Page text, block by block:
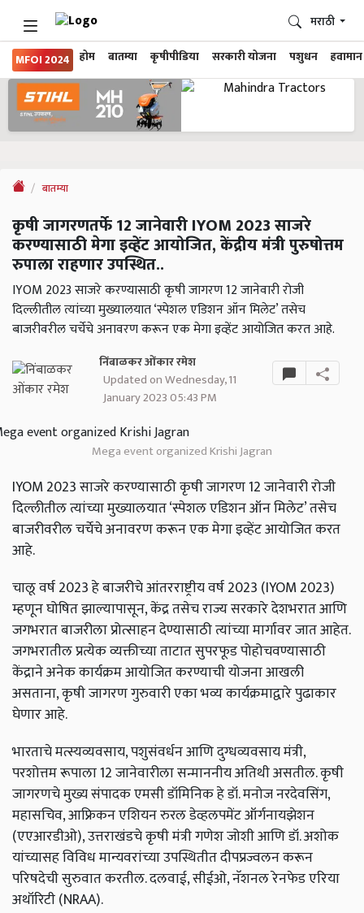
MFOI 2024 होम बातम्या कृषीपीडिया सरकारी योजना पशुधन हवामान
मराठी
बातम्या
कृषी जागरणतर्फे 12 जानेवारी IYOM 2023 साजरे
करण्यासाठी मेगा इव्हेंट आयोजित, केंद्रीय मंत्री पुरुषोत्तम
रुपाला राहणार उपस्थित..
IYOM 2023 साजरे करण्यासाठी कृषी जागरण 12 जानेवारी रोजी
दिल्लीतील त्यांच्या मुख्यालयात ‘स्पेशल एडिशन ऑन मिलेट’ तसेच
बाजरीवरील चर्चेचे अनावरण करून एक मेगा इव्हेंट आयोजित करत आहे.
निंबाळकर ओंकार रमेश
Updated on Wednesday, 11
January 2023 05:43 PM
Mega event organized Krishi Jagran
IYOM 2023 साजरे करण्यासाठी कृषी जागरण 12 जानेवारी रोजी
दिल्लीतील त्यांच्या मुख्यालयात ‘स्पेशल एडिशन ऑन मिलेट’ तसेच
बाजरीवरील चर्चेचे अनावरण करून एक मेगा इव्हेंट आयोजित करत
आहे.
चालू वर्ष 2023 हे बाजरीचे आंतरराष्ट्रीय वर्ष 2023 (IYOM 2023)
म्हणून घोषित झाल्यापासून, केंद्र तसेच राज्य सरकारे देशभरात आणि
जगभरात बाजरीला प्रोत्साहन देण्यासाठी त्यांच्या मार्गावर जात आहेत.
जगभरातील प्रत्येक व्यक्तीच्या ताटात सुपरफूड पोहोचवण्यासाठी
केंद्राने अनेक कार्यक्रम आयोजित करण्याची योजना आखली
असताना, कृषी जागरण गुरुवारी एका भव्य कार्यक्रमाद्वारे पुढाकार
घेणार आहे.
भारताचे मत्स्यव्यवसाय, पशुसंवर्धन आणि दुग्धव्यवसाय मंत्री,
परशोत्तम रूपाला 12 जानेवारीला सन्माननीय अतिथी असतील. कृषी
जागरणचे मुख्य संपादक एमसी डॉमिनिक हे डॉ. मनोज नरदेवसिंग,
महासचिव, आफ्रिकन एशियन रुरल डेव्हलपमेंट ऑर्गनायझेशन
(एएआरडीओ), उत्तराखंडचे कृषी मंत्री गणेश जोशी आणि डॉ. अशोक
यांच्यासह विविध मान्यवरांच्या उपस्थितीत दीपप्रज्वलन करून
परिषदेची सुरुवात करतील. दलवाई, सीईओ, नॅशनल रेनफेड एरिया
अथॉरिटी (NRAA).